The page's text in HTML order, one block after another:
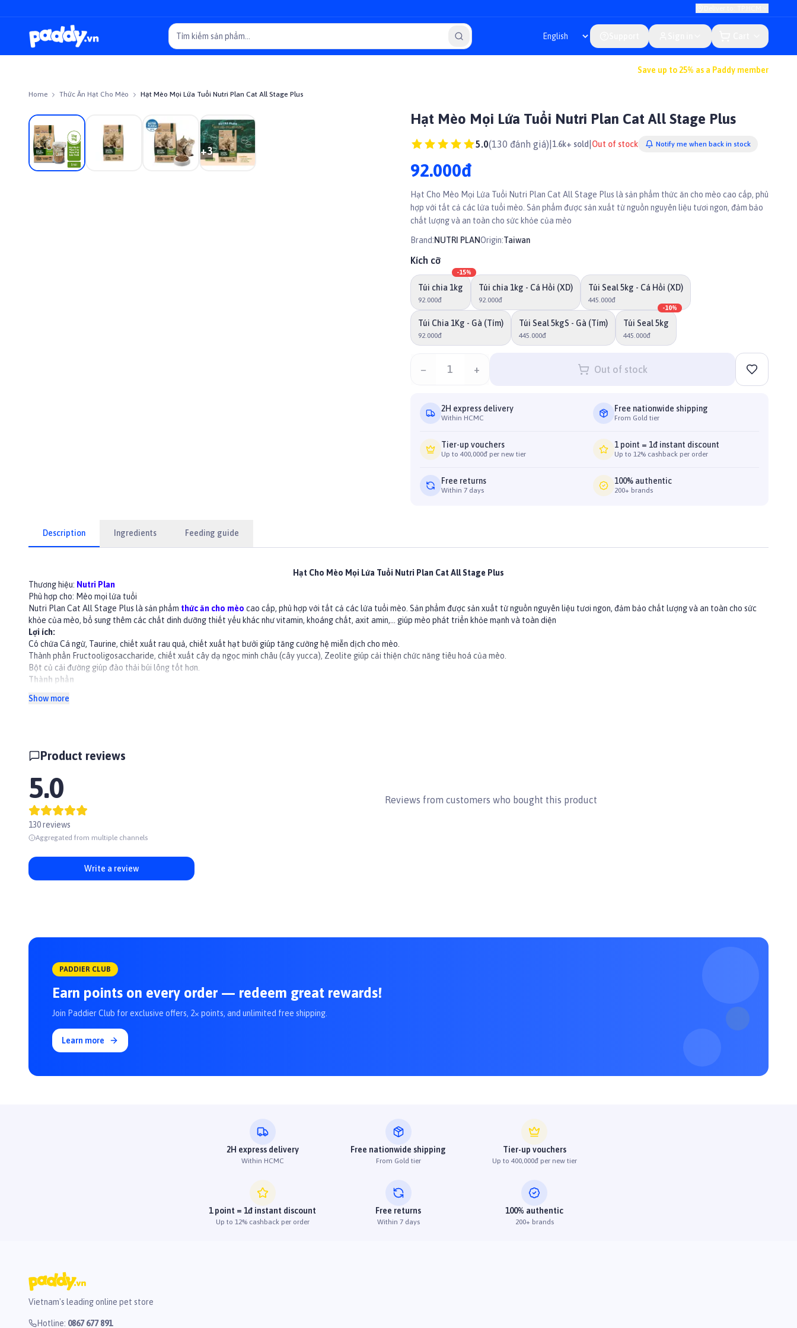
Save up to 25% as a Paddy member
Home Thức Ăn Hạt Cho Mèo Hạt Mèo Mọi Lứa Tuổi Nutri Plan Cat All Stage Plus
+3
Hạt Mèo Mọi Lứa Tuổi Nutri Plan Cat All Stage Plus
5.0(130 đánh giá) 1.6k+ sold Out of stock Notify me when back in stock
92.000đ
Hạt Cho Mèo Mọi Lứa Tuổi Nutri Plan Cat All Stage Plus là sản phẩm thức ăn cho mèo cao cấp, phù
hợp với tất cả các lứa tuổi mèo. Sản phẩm được sản xuất từ nguồn nguyên liệu tươi ngon, đảm bảo
chất lượng và an toàn cho sức khỏe của mèo
Brand:NUTRI PLANOrigin:Taiwan
Kích cỡ
Túi chia 1kg
92.000đ
-15%
Túi chia 1kg - Cá Hồi (XD)
92.000đ
Túi Seal 5kg - Cá Hồi (XD)
445.000đ
Túi Chia 1Kg - Gà (Tím)
92.000đ
Túi Seal 5kgS - Gà (Tím)
445.000đ
Túi Seal 5kg
445.000đ
-10%
− 1 + Out of stock
2H express delivery
Within HCMC
Free nationwide shipping
From Gold tier
Tier-up vouchers
Up to 400,000đ per new tier
1 point = 1đ instant discount
Up to 12% cashback per order
Free returns
Within 7 days
100% authentic
200+ brands
Description Ingredients Feeding guide
Hạt Cho Mèo Mọi Lứa Tuổi Nutri Plan Cat All Stage Plus
Thương hiệu: Nutri Plan
Phù hợp cho: Mèo mọi lứa tuổi
Nutri Plan Cat All Stage Plus là sản phẩm thức ăn cho mèo cao cấp, phù hợp với tất cả các lứa tuổi mèo. Sản phẩm được sản xuất từ nguồn nguyên liệu tươi ngon, đảm bảo chất lượng và an toàn cho sức
khỏe của mèo, bổ sung thêm các chất dinh dưỡng thiết yếu khác như vitamin, khoáng chất, axit amin,... giúp mèo phát triển khỏe mạnh và toàn diện
Lợi ích:
Có chứa Cá ngừ, Taurine, chiết xuất rau quả, chiết xuất hạt bưởi giúp tăng cường hệ miễn dịch cho mèo.
Thành phần Fructooligosaccharide, chiết xuất cây dạ ngọc minh châu (cây yucca), Zeolite giúp cải thiện chức năng tiêu hoá của mèo.
Bột củ cải đường giúp đào thải búi lông tốt hơn.
Thành phần
sulfat, hợp chất vi khoáng, phosphate dicalcium, premix vitamin, choline clorua, L-threonine, chiết xuất hạt bưởi.
Khẩu phần ăn hàng ngày có thể thay đổi liên quan đến nhiệt độ môi trường, lối sống của mèo (trong nhà-ngoài trời), tính khí và hoạt động của mèo.
👉Xem thêm các sản phẩm khác tại
Show more
Product reviews
5.0
130 reviews
Aggregated from multiple channels
Write a review
Reviews from customers who bought this product
PADDIER CLUB
Earn points on every order — redeem great rewards!
Join Paddier Club for exclusive offers, 2× points, and unlimited free shipping.
Learn more
2H express delivery
Within HCMC
Free nationwide shipping
From Gold tier
Tier-up vouchers
Up to 400,000đ per new tier
1 point = 1đ instant discount
Up to 12% cashback per order
Free returns
Within 7 days
100% authentic
200+ brands
Vietnam's leading online pet store
Hotline: 0867 677 891